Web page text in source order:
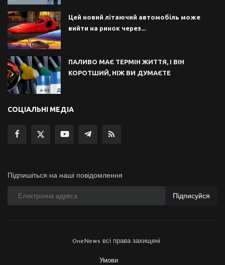
Цей новий літаючий автомобіль може
вийти на ринок через...
ПАЛИВО МАЄ ТЕРМІН ЖИТТЯ, І ВІН
КОРОТШИЙ, НІЖ ВИ ДУМАЄТЕ
СОЦІАЛЬНІ МЕДІА
Підпишіться на наші повідомлення
Підписуйся
OneNews всі права захищені
Умови